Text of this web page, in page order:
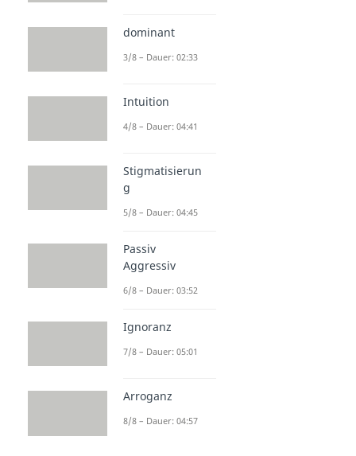
dominant
3/8 – Dauer: 02:33
Intuition
4/8 – Dauer: 04:41
Stigmatisierun
g
5/8 – Dauer: 04:45
Passiv
Aggressiv
6/8 – Dauer: 03:52
Ignoranz
7/8 – Dauer: 05:01
Arroganz
8/8 – Dauer: 04:57